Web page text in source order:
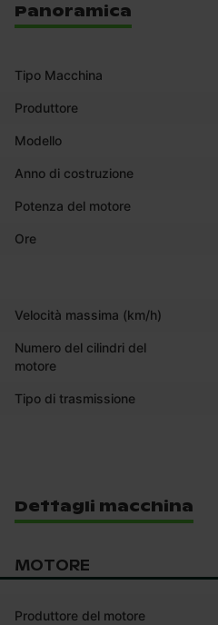
Panoramica
Tipo Macchina
Produttore
Modello
Anno di costruzione
Potenza del motore
Ore
Velocità massima (km/h)
Numero del cilindri del
motore
Tipo di trasmissione
Dettagli macchina
MOTORE
Produttore del motore